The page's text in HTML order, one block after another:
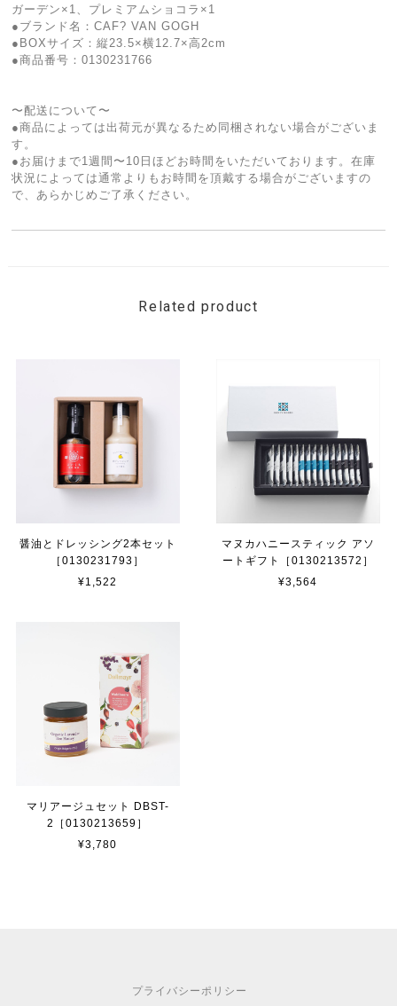
ガーデン×1、プレミアムショコラ×1
●ブランド名：CAF? VAN GOGH
●BOXサイズ：縦23.5×横12.7×高2cm
●商品番号：0130231766
〜配送について〜
●商品によっては出荷元が異なるため同梱されない場合がございま
す。
●お届けまで1週間〜10日ほどお時間をいただいております。在庫
状況によっては通常よりもお時間を頂戴する場合がございますの
で、あらかじめご了承ください。
Related product
醤油とドレッシング2本セット
［0130231793］
¥1,522
マヌカハニースティック アソ
ートギフト［0130213572］
¥3,564
マリアージュセット DBST-
2［0130213659］
¥3,780
プライバシーポリシー